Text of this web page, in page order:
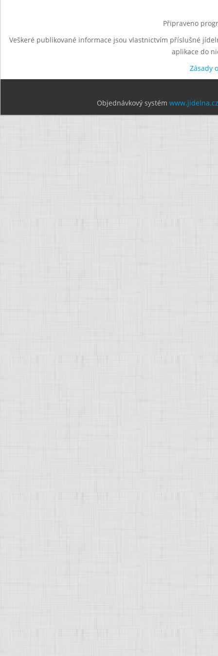
Připraveno
Veškeré publikované informace jsou vlastnictvím příslušné
aplikace do
Zásady
Objednávkový systém www.jidelna.cz